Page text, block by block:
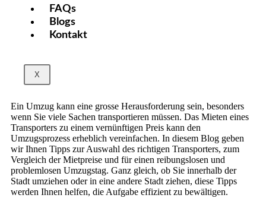
FAQs
Blogs
Kontakt
X
Ein Umzug kann eine grosse Herausforderung sein, besonders
wenn Sie viele Sachen transportieren müssen. Das Mieten eines
Transporters zu einem vernünftigen Preis kann den
Umzugsprozess erheblich vereinfachen. In diesem Blog geben
wir Ihnen Tipps zur Auswahl des richtigen Transporters, zum
Vergleich der Mietpreise und für einen reibungslosen und
problemlosen Umzugstag. Ganz gleich, ob Sie innerhalb der
Stadt umziehen oder in eine andere Stadt ziehen, diese Tipps
werden Ihnen helfen, die Aufgabe effizient zu bewältigen.